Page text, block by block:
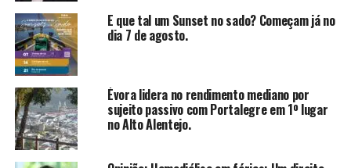
E que tal um Sunset no sado? Começam já no
dia 7 de agosto.
Évora lidera no rendimento mediano por
sujeito passivo com Portalegre em 1º lugar
no Alto Alentejo.